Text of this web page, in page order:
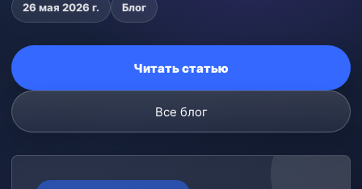
26 мая 2026 г. Блог
Читать статью
Все блог